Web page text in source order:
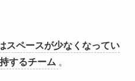
スペースが少なくなってい
するチーム 。